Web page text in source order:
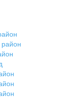
район